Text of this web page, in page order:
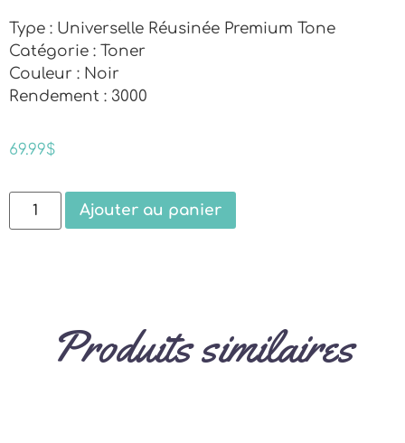
Type : Universelle Réusinée Premium Tone
Catégorie : Toner
Couleur : Noir
Rendement : 3000
69.99$
Ajouter au panier
Produits similaires